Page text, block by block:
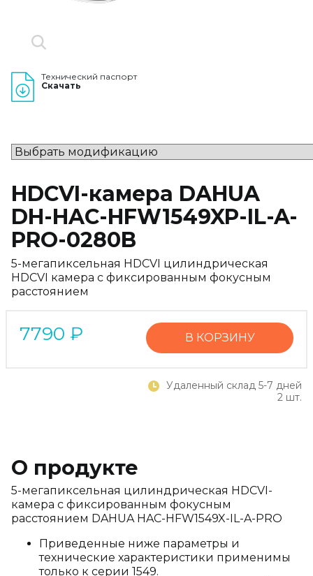
Технический паспорт
Скачать
HDCVI-камера DAHUA
DH-HAC-HFW1549XP-IL-A-
PRO-0280B
5-мегапиксельная HDCVI цилиндрическая
HDCVI камера с фиксированным фокусным
расстоянием
7790 ₽ В КОРЗИНУ
Удаленный склад 5-7 дней
2 шт.
О продукте
5-мегапиксельная цилиндрическая HDCVI-
камера с фиксированным фокусным
расстоянием DAHUA HAC-HFW1549X-IL-A-PRO
Приведенные ниже параметры и
технические характеристики применимы
только к серии 1549.